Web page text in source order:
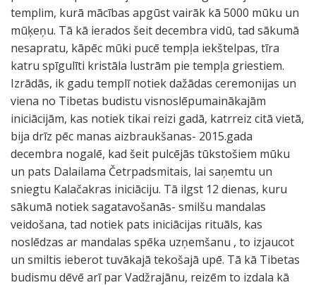
templim, kurā mācības apgūst vairāk kā 5000 mūku un
mūķeņu. Tā kā ierados šeit decembra vidū, tad sākumā
nesapratu, kāpēc mūki pucē tempļa iekštelpas, tīra
katru spīgulīti kristāla lustrām pie tempļa griestiem.
Izrādās, ik gadu templī notiek dažādas ceremonijas un
viena no Tibetas budistu visnoslēpumainākajām
iniciācijām, kas notiek tikai reizi gadā, katrreiz citā vietā,
bija drīz pēc manas aizbraukšanas- 2015.gada
decembra nogalē, kad šeit pulcējās tūkstošiem mūku
un pats Dalailama Četrpadsmitais, lai saņemtu un
sniegtu Kalačakras iniciāciju. Tā ilgst 12 dienas, kuru
sākumā notiek sagatavošanās- smilšu mandalas
veidošana, tad notiek pats iniciācijas rituāls, kas
noslēdzas ar mandalas spēka uzņemšanu , to izjaucot
un smiltis ieberot tuvākajā tekošajā upē. Tā kā Tibetas
budismu dēvē arī par Vadžrajānu, reizēm to izdala kā